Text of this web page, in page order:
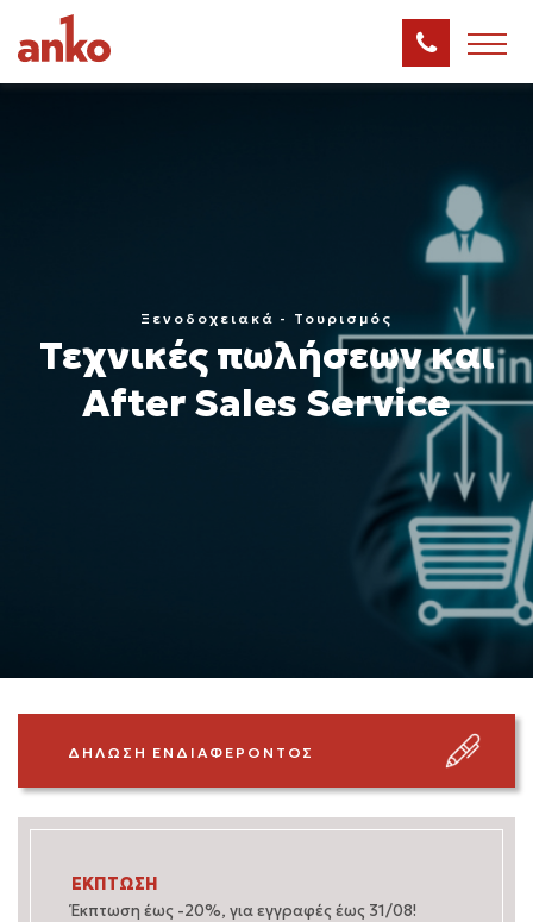
Ξενοδοχειακά - Τουρισμός
Τεχνικές πωλήσεων και
After Sales Service
ΔΗΛΩΣΗ ΕΝΔΙΑΦΕΡΟΝΤΟΣ
ΕΚΠΤΩΣΗ
Έκπτωση έως -20%, για εγγραφές έως 31/08!